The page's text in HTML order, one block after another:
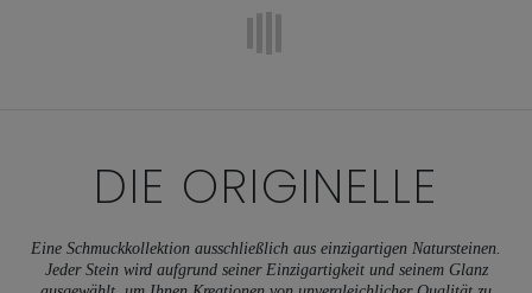
DIE ORIGINELLE
Eine Schmuckkollektion ausschließlich aus einzigartigen Natursteinen.
Jeder Stein wird aufgrund seiner Einzigartigkeit und seinem Glanz